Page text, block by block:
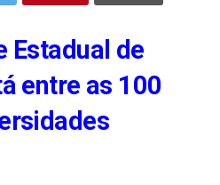
Estadual de
entre as 100